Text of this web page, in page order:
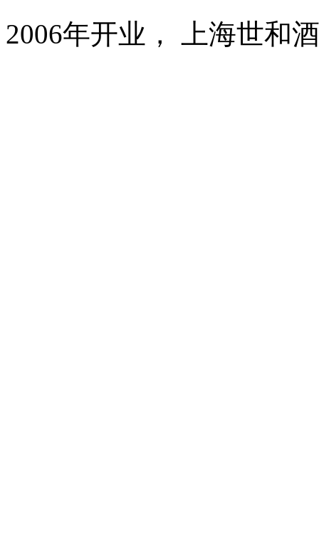
2006年开业， 上海世